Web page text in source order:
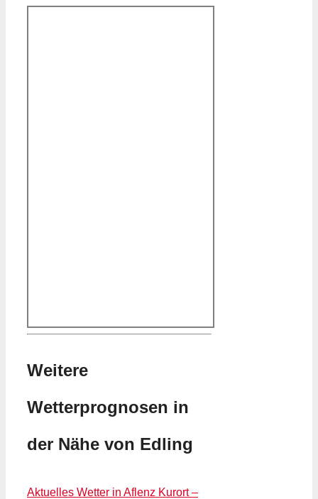
Weitere
Wetterprognosen in
der Nähe von Edling
Aktuelles Wetter in Aflenz Kurort –